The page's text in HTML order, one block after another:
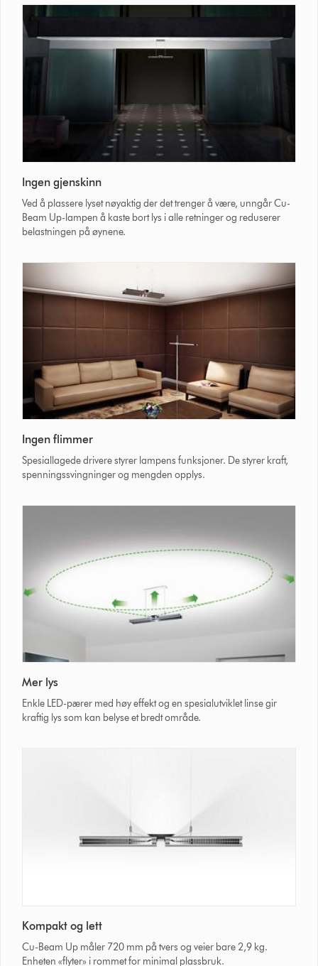
Ingen gjenskinn
Ved å plassere lyset nøyaktig der det trenger å være, unngår Cu-
Beam Up-lampen å kaste bort lys i alle retninger og reduserer
belastningen på øynene.
Ingen flimmer
Spesiallagede drivere styrer lampens funksjoner. De styrer kraft,
spenningssvingninger og mengden opplys.
Mer lys
Enkle LED-pærer med høy effekt og en spesialutviklet linse gir
kraftig lys som kan belyse et bredt område.
Kompakt og lett
Cu-Beam Up måler 720 mm på tvers og veier bare 2,9 kg.
Enheten «flyter» i rommet for minimal plassbruk.